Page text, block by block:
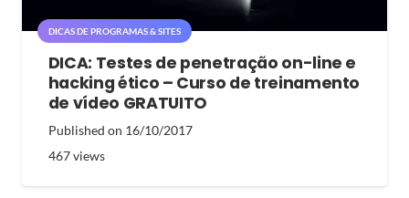
DICAS DE PROGRAMAS & SITES
DICA: Testes de penetração on-line e
hacking ético – Curso de treinamento
de vídeo GRATUITO
Published on 16/10/2017
467views